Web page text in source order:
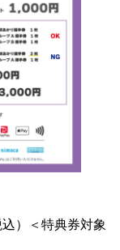
）＜特典券対象